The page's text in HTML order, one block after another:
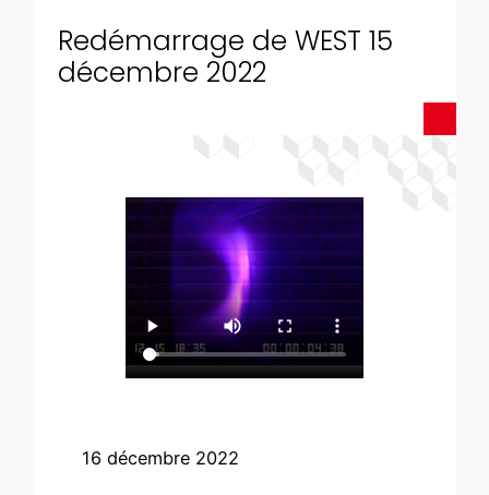
Redémarrage de WEST 15
décembre 2022
16 décembre 2022